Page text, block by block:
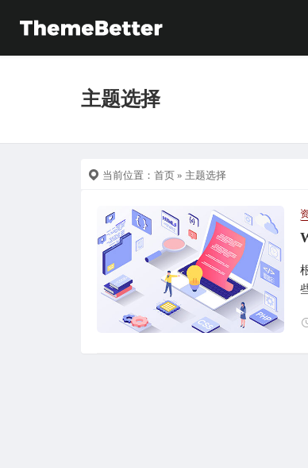
主题选择
当前位置： 首页 » 主题选择